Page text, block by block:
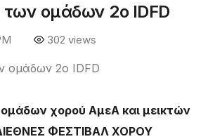
των ομάδων 2o IDFD
302 views
χορού ΑμεΑ και μεικτών
ΦΕΣΤΙΒΑΛ ΧΟΡΟΥ